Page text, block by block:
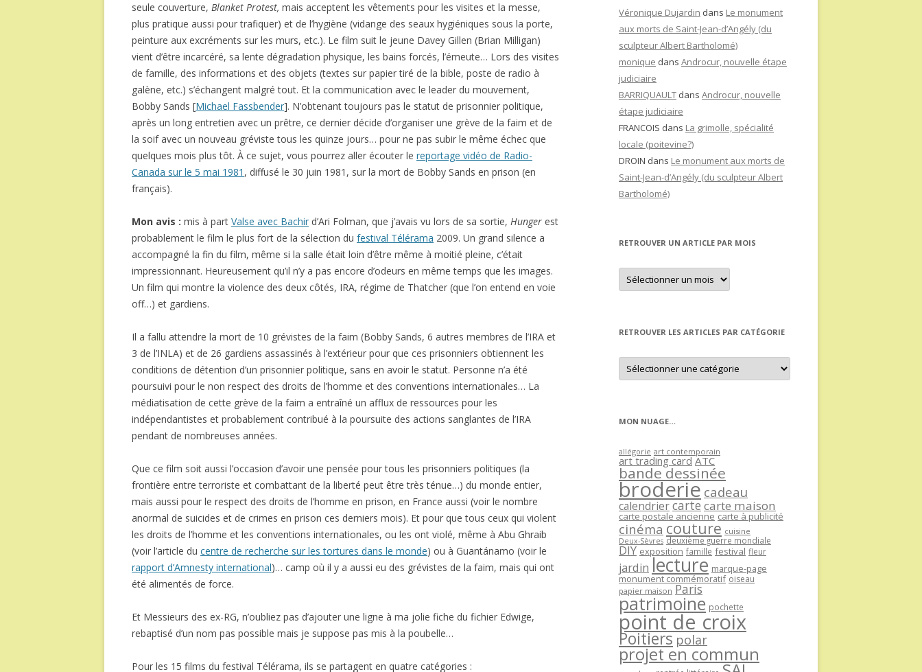
seule couverture, Blanket Protest, mais acceptent les vêtements pour les visites et la messe,
plus pratique aussi pour trafiquer) et de l’hygiène (vidange des seaux hygiéniques sous la porte,
peinture aux excréments sur les murs, etc.). Le film suit le jeune Davey Gillen (Brian Milligan)
vient d’être incarcéré, sa lente dégradation physique, les bains forcés, l’émeute… Lors des visites
de famille, des informations et des objets (textes sur papier tiré de la bible, poste de radio à
galène, etc.) s’échangent malgré tout. Et la communication avec le leader du mouvement,
Bobby Sands [Michael Fassbender]. N’obtenant toujours pas le statut de prisonnier politique,
après un long entretien avec un prêtre, ce dernier décide d’organiser une grève de la faim et de
la soif avec un nouveau gréviste tous les quinze jours… pour ne pas subir le même échec que
quelques mois plus tôt. À ce sujet, vous pourrez aller écouter le reportage vidéo de Radio-
Canada sur le 5 mai 1981 , diffusé le 30 juin 1981, sur la mort de Bobby Sands en prison (en
français).
Mon avis : mis à part Valse avec Bachir d’Ari Folman, que j’avais vu lors de sa sortie, Hunger est
probablement le film le plus fort de la sélection du festival Télérama 2009. Un grand silence a
accompagné la fin du film, même si la salle était loin d’être même à moitié pleine, c’était
impressionnant. Heureusement qu’il n’y a pas encore d’odeurs en même temps que les images.
Un film qui montre la violence des deux côtés, IRA, régime de Thatcher (que l’on entend en voie
off…) et gardiens.
Il a fallu attendre la mort de 10 grévistes de la faim (Bobby Sands, 6 autres membres de l’IRA et
3 de l’INLA) et de 26 gardiens assassinés à l’extérieur pour que ces prisonniers obtiennent les
conditions de détention d’un prisonnier politique, sans en avoir le statut. Personne n’a été
poursuivi pour le non respect des droits de l’homme et des conventions internationales… La
médiatisation de cette grève de la faim a entraîné un afflux de ressources pour les
indépendantistes et probablement contribué à la poursuite des actions sanglantes de l’IRA
pendant de nombreuses années.
Que ce film soit aussi l’occasion d’avoir une pensée pour tous les prisonniers politiques (la
frontière entre terroriste et combattant de la liberté peut être très ténue…) du monde entier,
mais aussi pour le respect des droits de l’homme en prison, en France aussi (voir le nombre
anormal de suicides et de crimes en prison ces derniers mois). Et pour que tous ceux qui violent
les droits de l’homme et les conventions internationales, ou les ont violé, même à Abu Ghraib
(voir l’article du centre de recherche sur les tortures dans le monde) ou à Guantánamo (voir le
rapport d’Amnesty international)… camp où il y a aussi eu des grévistes de la faim, mais qui ont
été alimentés de force.
Et Messieurs des ex-RG, n’oubliez pas d’ajouter une ligne à ma jolie fiche du fichier Edwige,
rebaptisé d’un nom pas possible mais je suppose pas mis à la poubelle…
Pour les 15 films du festival Télérama, ils se partagent en quatre catégories :
Véronique Dujardin dans Le monument
aux morts de Saint-Jean-d’Angély (du
sculpteur Albert Bartholomé)
monique dans Androcur, nouvelle étape
judiciaire
BARRIQUAULT dans Androcur, nouvelle
étape judiciaire
FRANCOIS dans La grimolle, spécialité
locale (poitevine?)
DROIN dans Le monument aux morts de
Saint-Jean-d’Angély (du sculpteur Albert
Bartholomé)
RETROUVER UN ARTICLE PAR MOIS
Retrouver
un
article
RETROUVER LES ARTICLES PAR CATÉGORIE
Retrouver
les
articles
MON NUAGE…
allégorie art contemporain
art trading card ATC
bande dessinée
broderie cadeau
calendriercartecarte maison
carte postale ancienne carte à publicité
cinéma couture cuisine
Deux-Sèvres deuxième guerre mondiale
DIY exposition famille festival fleur
jardin lecture marque-page
monument commémoratif oiseau
papier maison Paris
patrimoine pochette
point de croix
Poitiers polar
projet en commun